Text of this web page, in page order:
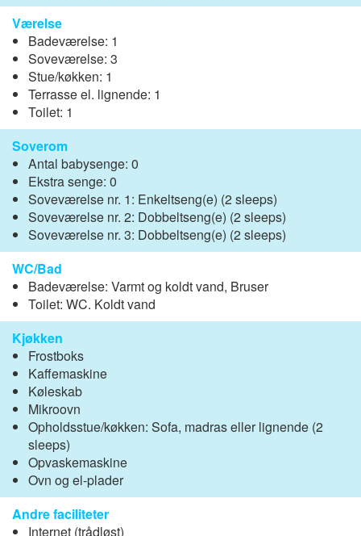
Værelse
Badeværelse: 1
Soveværelse: 3
Stue/køkken: 1
Terrasse el. lignende: 1
Toilet: 1
Soverom
Antal babysenge: 0
Ekstra senge: 0
Soveværelse nr. 1: Enkeltseng(e) (2 sleeps)
Soveværelse nr. 2: Dobbeltseng(e) (2 sleeps)
Soveværelse nr. 3: Dobbeltseng(e) (2 sleeps)
WC/Bad
Badeværelse: Varmt og koldt vand, Bruser
Toilet: WC. Koldt vand
Kjøkken
Frostboks
Kaffemaskine
Køleskab
Mikroovn
Opholdsstue/køkken: Sofa, madras eller lignende (2
sleeps)
Opvaskemaskine
Ovn og el-plader
Andre faciliteter
Internet (trådløst)